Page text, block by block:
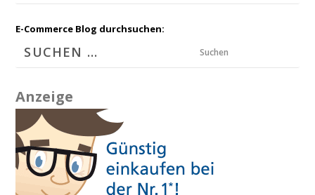
E-Commerce Blog durchsuchen:
Suchen
Anzeige